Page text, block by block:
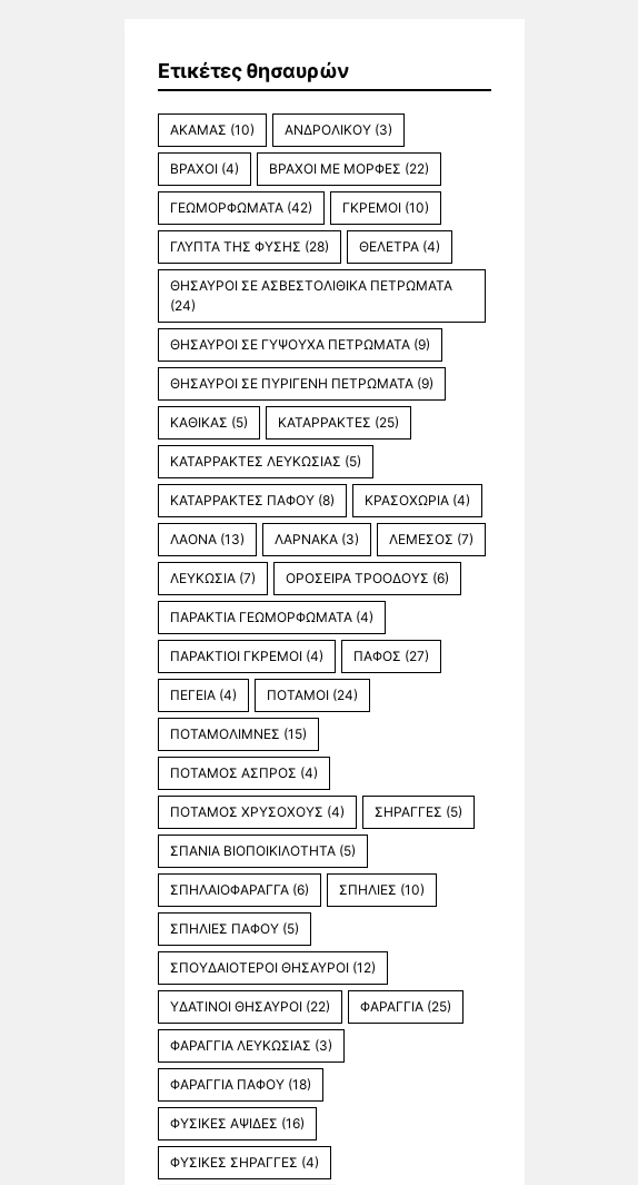
Ετικέτες θησαυρών
ΑΚΑΜΑΣ (10) ΑΝΔΡΟΛΙΚΟΥ (3)
ΒΡΑΧΟΙ (4) ΒΡΑΧΟΙ ΜΕ ΜΟΡΦΕΣ (22)
ΓΕΩΜΟΡΦΩΜΑΤΑ (42) ΓΚΡΕΜΟΙ (10)
ΓΛΥΠΤΑ ΤΗΣ ΦΥΣΗΣ (28) ΘΕΛΕΤΡΑ (4)
ΘΗΣΑΥΡΟΙ ΣΕ ΑΣΒΕΣΤΟΛΙΘΙΚΑ ΠΕΤΡΩΜΑΤΑ
(24)
ΘΗΣΑΥΡΟΙ ΣΕ ΓΥΨΟΥΧΑ ΠΕΤΡΩΜΑΤΑ (9)
ΘΗΣΑΥΡΟΙ ΣΕ ΠΥΡΙΓΕΝΗ ΠΕΤΡΩΜΑΤΑ (9)
ΚΑΘΙΚΑΣ (5) ΚΑΤΑΡΡΑΚΤΕΣ (25)
ΚΑΤΑΡΡΑΚΤΕΣ ΛΕΥΚΩΣΙΑΣ (5)
ΚΑΤΑΡΡΑΚΤΕΣ ΠΑΦΟΥ (8) ΚΡΑΣΟΧΩΡΙΑ (4)
ΛΑΟΝΑ (13) ΛΑΡΝΑΚΑ (3) ΛΕΜΕΣΟΣ (7)
ΛΕΥΚΩΣΙΑ (7) ΟΡΟΣΕΙΡΑ ΤΡΟΟΔΟΥΣ (6)
ΠΑΡΑΚΤΙΑ ΓΕΩΜΟΡΦΩΜΑΤΑ (4)
ΠΑΡΑΚΤΙΟΙ ΓΚΡΕΜΟΙ (4) ΠΑΦΟΣ (27)
ΠΕΓΕΙΑ (4) ΠΟΤΑΜΟΙ (24)
ΠΟΤΑΜΟΛΙΜΝΕΣ (15)
ΠΟΤΑΜΟΣ ΑΣΠΡΟΣ (4)
ΠΟΤΑΜΟΣ ΧΡΥΣΟΧΟΥΣ (4) ΣΗΡΑΓΓΕΣ (5)
ΣΠΑΝΙΑ ΒΙΟΠΟΙΚΙΛΟΤΗΤΑ (5)
ΣΠΗΛΑΙΟΦΑΡΑΓΓΑ (6) ΣΠΗΛΙΕΣ (10)
ΣΠΗΛΙΕΣ ΠΑΦΟΥ (5)
ΣΠΟΥΔΑΙΟΤΕΡΟΙ ΘΗΣΑΥΡΟΙ (12)
ΥΔΑΤΙΝΟΙ ΘΗΣΑΥΡΟΙ (22) ΦΑΡΑΓΓΙΑ (25)
ΦΑΡΑΓΓΙΑ ΛΕΥΚΩΣΙΑΣ (3)
ΦΑΡΑΓΓΙΑ ΠΑΦΟΥ (18)
ΦΥΣΙΚΕΣ ΑΨΙΔΕΣ (16)
ΦΥΣΙΚΕΣ ΣΗΡΑΓΓΕΣ (4)